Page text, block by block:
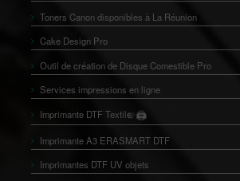
Toners Canon disponibles à La Réunion
Cake Design Pro
Outil de création de Disque Comestible Pro
Services impressions en ligne
Imprimante DTF Textile 🖨️
👕
Imprimante A3 ERASMART DTF
Imprimantes DTF UV objets